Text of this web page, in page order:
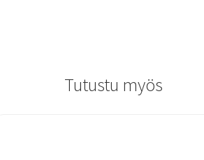
Tutustu myös